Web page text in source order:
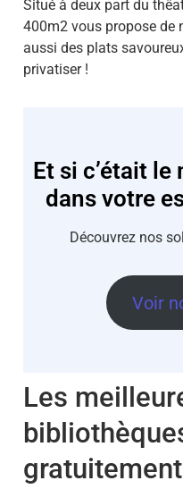
Situé à deux part du
400m2 vous propose de
aussi des plats
privatiser !
Et si c’était
dans votre
Découvrez nos
Voir
Les